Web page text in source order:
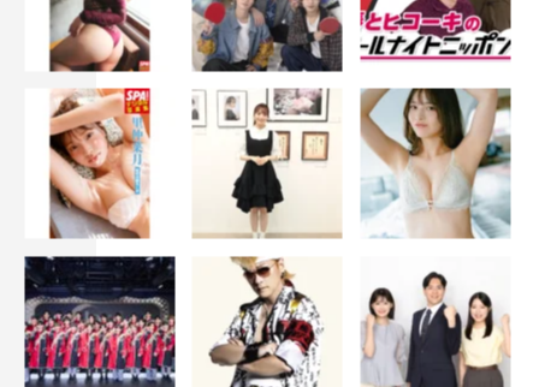
岩井 ：マジで！？
あんり：おいしいんですよ。ポテトサラダはないけど、ポ
テトサラダみたいなものを食べたいなというときに。家に
米はあるんですよ。しょうゆじゃなくてブラックペッパー
でもいいです。ツナマヨご飯が本当は食べたいんですけ
ど、ツナがないから。
岩井：ご飯で言ったら、僕もいい”のり”をたくさんもらっ
たんですよ。食べたらすごく風味が良くて、ご飯の上にの
せて食べたりしていたんです。でも最近、それをぐちゃぐ
ちゃにして、みそ汁の中に入れる“風味殺し我流”を始め